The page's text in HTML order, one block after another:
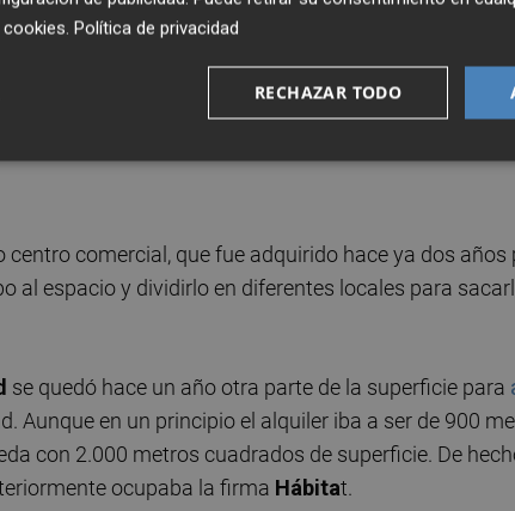
a tienda y oficina, explican fuentes de la compañía.
Colón, otra de las grandes calles del comercio
ha reformado.
comercial, que fue adquirido hace ya dos años
al espacio y dividirlo en diferentes locales para
se quedó hace un año otra parte de la superficie para
Aunque en un principio el alquiler iba a ser de 900
con 2.000 metros cuadrados de superficie. De
ocupaba la firma Hábitat.
. Política de privacidad
RECHAZAR TODO